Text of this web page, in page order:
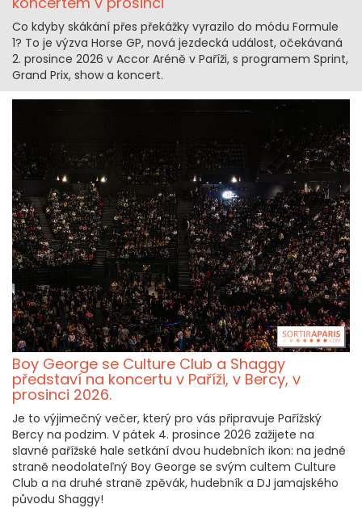
Co kdyby skákání přes překážky vyrazilo do módu Formule
1? To je výzva Horse GP, nová jezdecká událost, očekávaná
2. prosince 2026 v Accor Aréně v Paříži, s programem Sprint,
Grand Prix, show a koncert.
Boy George se Culture Club a Shaggy
představí na koncertu v Paříži, v Bercy, v
prosinci 2026.
Je to výjimečný večer, který pro vás připravuje Pařížský
Bercy na podzim. V pátek 4. prosince 2026 zažijete na
slavné pařížské hale setkání dvou hudebních ikon: na jedné
straně neodolateľný Boy George se svým cultem Culture
Club a na druhé straně zpěvák, hudebník a DJ jamajského
původu Shaggy!